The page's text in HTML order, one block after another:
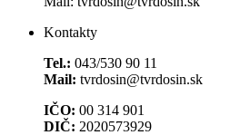
Kontakty
Tel.: 043/530 90 11
Mail: tvrdosin@tvrdosin.sk
IČO: 00 314 901
DIČ: 2020573929